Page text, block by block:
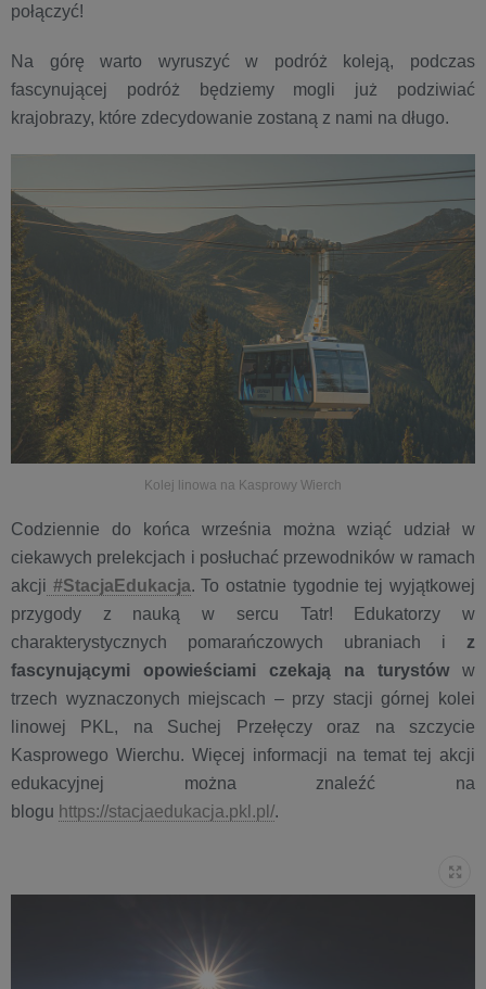
połączyć!
Na górę warto wyruszyć w podróż koleją, podczas
fascynującej podróż będziemy mogli już podziwiać
krajobrazy, które zdecydowanie zostaną z nami na długo.
Kolej linowa na Kasprowy Wierch
Codziennie do końca września można wziąć udział w
ciekawych prelekcjach i posłuchać przewodników w ramach
akcji #StacjaEdukacja. To ostatnie tygodnie tej wyjątkowej
przygody z nauką w sercu Tatr! Edukatorzy w
charakterystycznych pomarańczowych ubraniach i z
fascynującymi opowieściami czekają na turystów w
trzech wyznaczonych miejscach – przy stacji górnej kolei
linowej PKL, na Suchej Przełęczy oraz na szczycie
Kasprowego Wierchu. Więcej informacji na temat tej akcji
edukacyjnej można znaleźć na
blogu https://stacjaedukacja.pkl.pl/.